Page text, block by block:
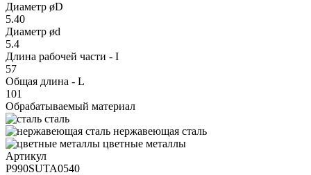
Диаметр øD
5.40
Диаметр ød
5.4
Длина рабочей части - I
57
Общая длина - L
101
Обрабатываемый материал
сталь
нержавеющая сталь
цветные металлы
Артикул
P990SUTA0540